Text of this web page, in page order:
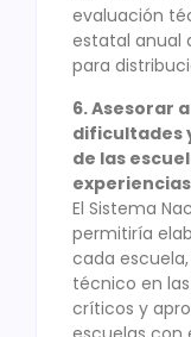
evaluación
estatal anual
para
6. Asesorar
dificultades
de las
El Sistema
permitiría
cada
técnico en
críticos y